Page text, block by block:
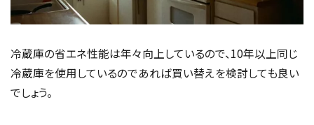
冷蔵庫の省エネ性能は年々向上しているので、10年以上同じ
冷蔵庫を使用しているのであれば買い替えを検討しても良い
でしょう。